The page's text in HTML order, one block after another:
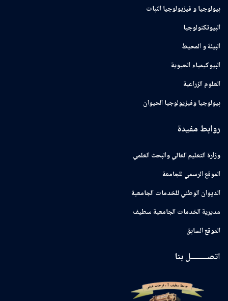
بيولوجيا و فيزيولوجيا النبات
البيوتكنولوجيا
البيئة و المحيط
البيوكيمياء الحيوية
العلوم الزراعية
بيولوجيا وفيزيولوجيا الحيوان
روابط مفيدة
وزارة التعليم العالي والبحث العلمي
الموقع الرسمي للجامعة
ﺍﻟﺪﻳﻮﺍﻥ ﺍﻟﻮﻃﻨﻲ ﻟﻠﺨﺪﻣﺎﺕ ﺍﻟﺠﺎﻣﻌﻴﺔ
مديرية الخدمات الجامعية سطيف
الموقع السابق
اتصــــــــل بنا